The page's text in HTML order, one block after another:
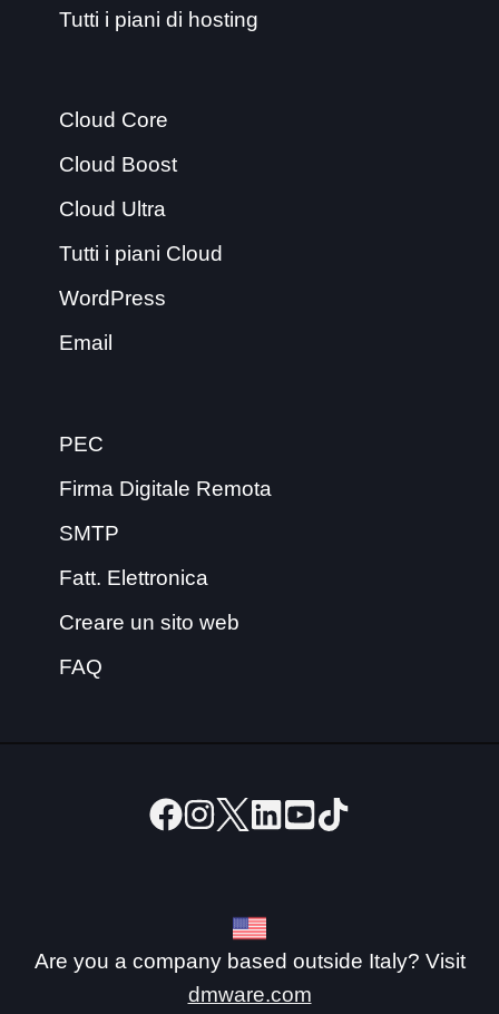
Tutti i piani di hosting
Cloud Core
Cloud Boost
Cloud Ultra
Tutti i piani Cloud
WordPress
Email
PEC
Firma Digitale Remota
SMTP
Fatt. Elettronica
Creare un sito web
FAQ
Are you a company based outside Italy? Visit
dmware.com